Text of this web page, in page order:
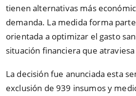
tienen alternativas más
demanda. La medida forma
orientada a optimizar el gasto
situación financiera que
La decisión fue anunciada esta
exclusión de 939 insumos y